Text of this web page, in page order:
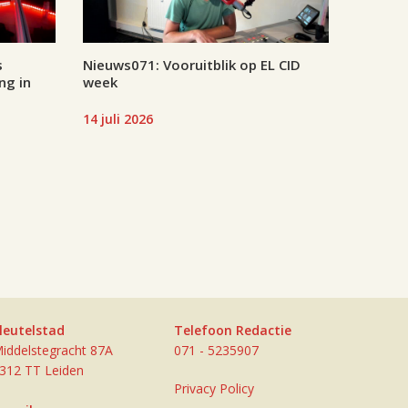
in
Nieuws071: Vooruitblik op EL CID
week
14 juli 2026
87A
TT Leiden
Telefoon Redactie
071 - 5235907
Privacy Policy